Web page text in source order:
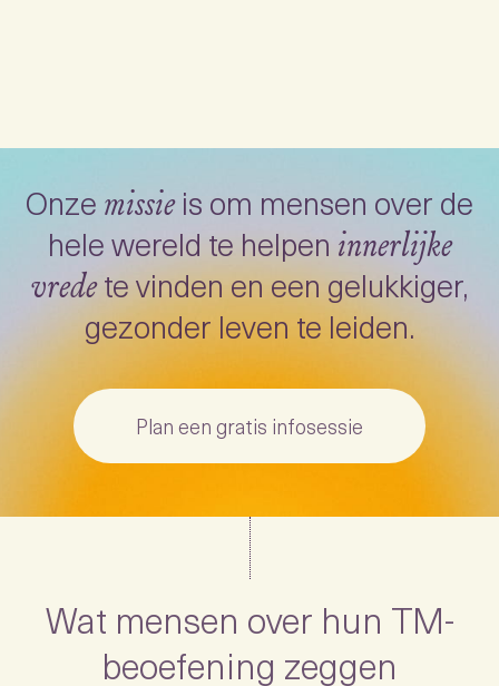
Onze missieis om mensen over de
hele wereld te helpen innerlijke
vredete vinden en een gelukkiger,
gezonder leven te leiden.
Plan een gratis infosessie
Wat mensen over hun TM-
beoefening zeggen